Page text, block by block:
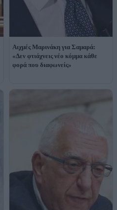
Αιχμές Μαρινάκη για Σαμαρά:
«Δεν φτιάχνεις νέο κόμμα κάθε
φορά που διαφωνείς»